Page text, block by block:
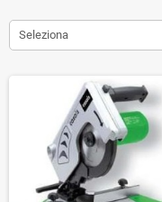
Seleziona